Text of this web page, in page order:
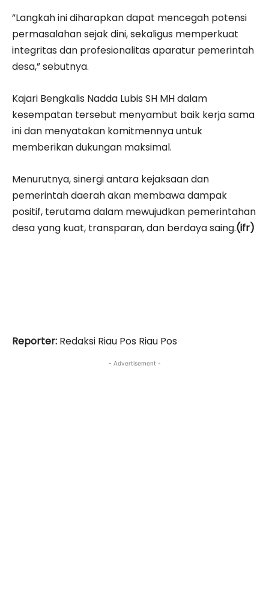
”Langkah ini diharapkan dapat mencegah potensi
permasalahan sejak dini, sekaligus memperkuat
integritas dan profesionalitas aparatur pemerintah
desa,” sebutnya.
Kajari Bengkalis Nadda Lubis SH MH dalam
kesempatan tersebut menyambut baik kerja sama
ini dan menyatakan komitmennya untuk
memberikan dukungan maksimal.
Menurutnya, sinergi antara kejaksaan dan
pemerintah daerah akan membawa dampak
positif, terutama dalam mewujudkan pemerintahan
desa yang kuat, transparan, dan berdaya saing.(ifr)
Reporter: Redaksi Riau Pos Riau Pos
- Advertisement -